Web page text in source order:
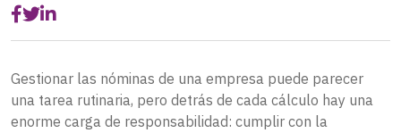
Gestionar las nóminas de una empresa puede parecer
una tarea rutinaria, pero detrás de cada cálculo hay una
enorme carga de responsabilidad: cumplir con la